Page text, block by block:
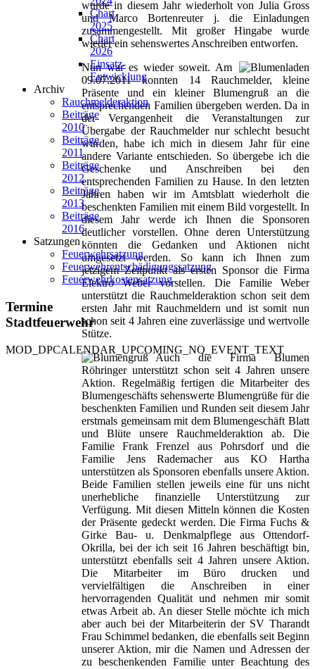
wurde in diesem Jahr wiederholt von Julia Gross
und Marco Bortenreuter j. die Einladungen
zusammengestellt. Mit großer Hingabe wurde
wieder ein sehenswertes Anschreiben entworfen.
Nun war es wieder soweit. Am
09.07.2011 konnten 14 Rauchmelder, kleine
Präsente und ein kleiner Blumengruß an die
entsprechenden Familien übergeben werden. Da in
der Vergangenheit die Veranstaltungen zur
Übergabe der Rauchmelder nur schlecht besucht
wurden, habe ich mich in diesem Jahr für eine
andere Variante entschieden. So übergebe ich die
Geschenke und Anschreiben bei den
entsprechenden Familien zu Hause. In den letzten
Jahren haben wir im Amtsblatt wiederholt die
beschenkten Familien mit einem Bild vorgestellt. In
diesem Jahr werde ich Ihnen die Sponsoren
deutlicher vorstellen. Ohne deren Unterstützung
könnten die Gedanken und Aktionen nicht
umgesetzt werden. So kann ich Ihnen zum
jetzigem Zeitpunkt als ersten Sponsor die Firma
Elektro Weber vorstellen. Die Familie Weber
unterstützt die Rauchmelderaktion schon seit dem
ersten Jahr mit Rauchmeldern und ist somit nun
schon seit 4 Jahren eine zuverlässige und wertvolle
Stütze.
Auch die Firma Blumen
Röhringer unterstützt schon seit 4 Jahren unsere
Aktion. Regelmäßig fertigen die Mitarbeiter des
Blumengeschäfts sehenswerte Blumengrüße für die
beschenkten Familien und Runden seit diesem Jahr
erstmals gemeinsam mit dem Blumengeschäft Blatt
und Blüte unsere Rauchmelderaktion ab. Die
Familie Frank Frenzel aus Pohrsdorf und die
Familie Jens Rademacher aus KO Hartha
unterstützen als Sponsoren ebenfalls unsere Aktion.
Beide Familien stellen jeweils eine für uns nicht
unerhebliche finanzielle Unterstützung zur
Verfügung. Mit diesen Mitteln können die Kosten
der Präsente gedeckt werden. Die Firma Fuchs &
Girke Bau- u. Denkmalpflege aus Ottendorf-
Okrilla, bei der ich seit 16 Jahren beschäftigt bin,
unterstützt ebenfalls seit 4 Jahren unsere Aktion.
Die Mitarbeiter im Büro drucken und
vervielfältigen die Anschreiben in einer
hervorragenden Qualität und nehmen mir somit
etwas Arbeit ab. An dieser Stelle möchte ich mich
aber auch bei der Mitarbeiterin der SV Tharandt
Frau Schimmel bedanken, die ebenfalls seit Beginn
unserer Aktion, mir die Namen und Adressen der
zu beschenkenden Familie unter Beachtung des
Chart
2025
Chart
2026
Einsatz-
Entwicklung
Archiv
Rauchmelderaktion
Beiträge
2010
Beiträge
2011
Beiträge
2012
Beiträge
2013
Beiträge
2016
Satzungen
Feuerwehrsatzung
Feuerwehrentschädigungssatzung
Feuerwehrkostensatzung
Termine
Stadtfeuerwehr
MOD_DPCALENDAR_UPCOMING_NO_EVENT_TEXT